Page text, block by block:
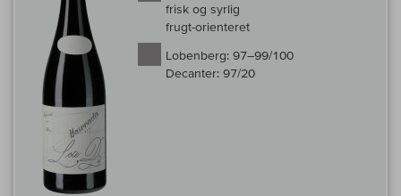
frisk og syrlig
frugt-orienteret
Lobenberg: 97–99/100
Decanter: 97/20